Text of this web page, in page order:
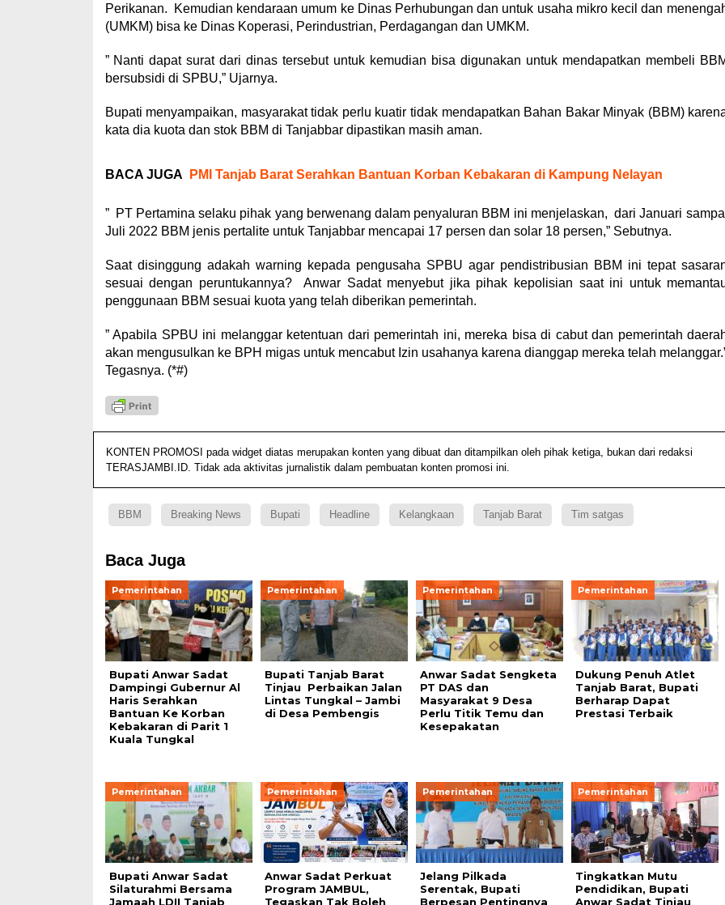
Perikanan. Kemudian kendaraan umum ke Dinas Perhubungan dan untuk usaha mikro kecil dan
(UMKM) bisa ke Dinas Koperasi, Perindustrian, Perdagangan dan UMKM.
” Nanti dapat surat dari dinas tersebut untuk kemudian bisa digunakan untuk mendapatkan membeli
bersubsidi di SPBU,” Ujarnya.
Bupati menyampaikan, masyarakat tidak perlu kuatir tidak mendapatkan Bahan Bakar Minyak (BBM)
kata dia kuota dan stok BBM di Tanjabbar dipastikan masih aman.
BACA JUGA PMI Tanjab Barat Serahkan Bantuan Korban Kebakaran di Kampung Nelayan
” PT Pertamina selaku pihak yang berwenang dalam penyaluran BBM ini menjelaskan, dari Januari
Juli 2022 BBM jenis pertalite untuk Tanjabbar mencapai 17 persen dan solar 18 persen,” Sebutnya.
Saat disinggung adakah warning kepada pengusaha SPBU agar pendistribusian BBM ini tepat
sesuai dengan peruntukannya? Anwar Sadat menyebut jika pihak kepolisian saat ini untuk
penggunaan BBM sesuai kuota yang telah diberikan pemerintah.
” Apabila SPBU ini melanggar ketentuan dari pemerintah ini, mereka bisa di cabut dan pemerintah
akan mengusulkan ke BPH migas untuk mencabut Izin usahanya karena dianggap mereka telah
Tegasnya. (*#)
KONTEN PROMOSI pada widget diatas merupakan konten yang dibuat dan ditampilkan oleh pihak ketiga, bukan dari redaksi
TERASJAMBI.ID. Tidak ada aktivitas jurnalistik dalam pembuatan konten promosi ini.
BBM Breaking News Bupati Headline Kelangkaan Tanjab Barat Tim satgas
Baca Juga
Pemerintahan
Bupati Anwar Sadat
Dampingi Gubernur Al
Haris Serahkan
Bantuan Ke Korban
Kebakaran di Parit 1
Kuala Tungkal
Pemerintahan
Bupati Tanjab Barat
Tinjau Perbaikan Jalan
Lintas Tungkal – Jambi
di Desa Pembengis
Pemerintahan
Anwar Sadat Sengketa
PT DAS dan
Masyarakat 9 Desa
Perlu Titik Temu dan
Kesepakatan
Pemerintahan
Dukung Penuh Atlet
Tanjab Barat, Bupati
Berharap Dapat
Prestasi Terbaik
Pemerintahan
Bupati Anwar Sadat
Silaturahmi Bersama
Jamaah LDII Tanjab
Pemerintahan
Anwar Sadat Perkuat
Program JAMBUL,
Tegaskan Tak Boleh
Pemerintahan
Jelang Pilkada
Serentak, Bupati
Berpesan Pentingnya
Pemerintahan
Tingkatkan Mutu
Pendidikan, Bupati
Anwar Sadat Tinjau